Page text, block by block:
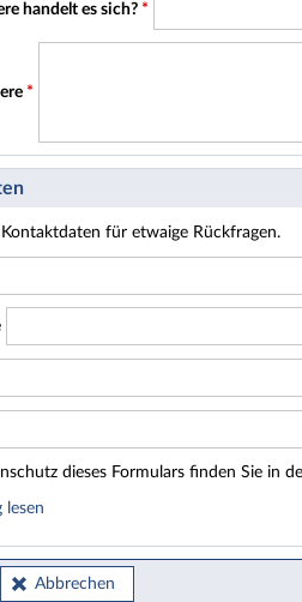
handelt es sich? *
*
für etwaige Rückfragen.
dieses Formulars finden Sie in
lesen
Abbrechen